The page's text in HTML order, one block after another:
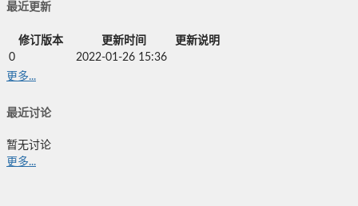
最近更新
修订版本 更新时间
更新说明
0
2022-01-26 15:36
更多...
最近讨论
暂无讨论
更多...